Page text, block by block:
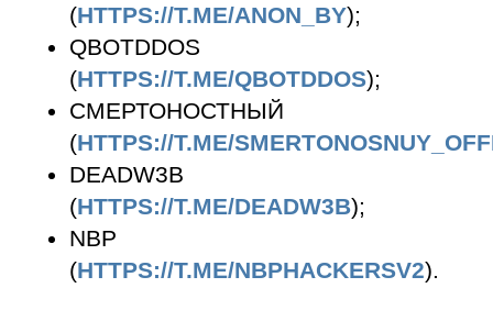
(HTTPS://T.ME/ANON_BY);
QBOTDDOS
(HTTPS://T.ME/QBOTDDOS);
СМЕРТОНОСТНЫЙ
(HTTPS://T.ME/
DEADW3B
(HTTPS://T.ME/DEADW3B);
NBP
(HTTPS://T.ME/NBPHACKERSV2).